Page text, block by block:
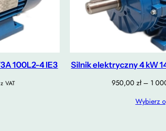
100L2-4 IE3
z VAT
Silnik elektryczny 4 kW
950,00 zł – 1
Wybierz